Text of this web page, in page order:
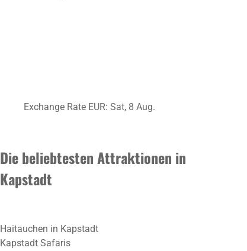
Exchange Rate EUR: Sat, 8 Aug.
Die beliebtesten Attraktionen in
Kapstadt
Haitauchen in Kapstadt
Kapstadt Safaris